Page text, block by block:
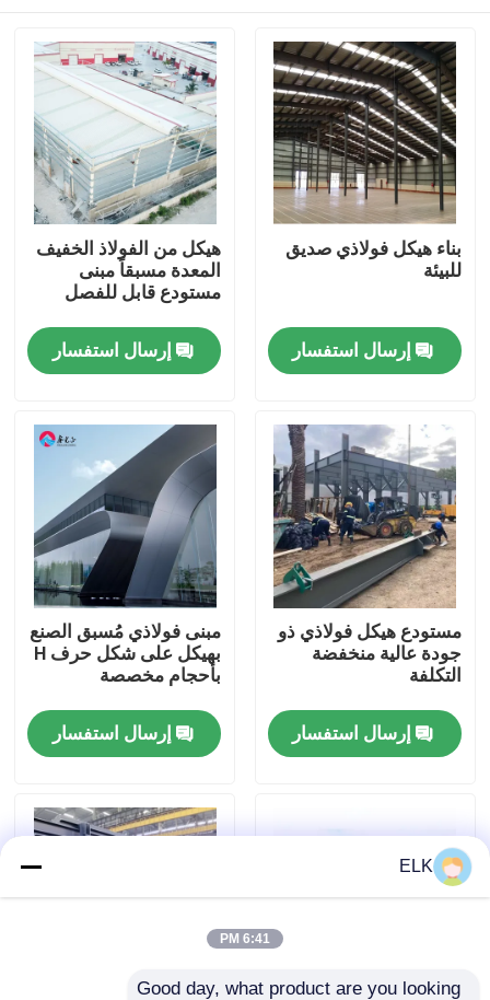
المنزل
المنتجات
حولنا
جولة في المصنع
مراقبة الجودة
اتصل بنا
القضايا
مستودع الهيكل الصلب
بناء هيكل فولاذي صديق
للبيئة
إرسال استفسار
هيكل من الفولاذ الخفيف
المعدة مسبقاً مبنى
مستودع قابل للفصل
إرسال استفسار
مستودع هيكل فولاذي ذو
جودة عالية منخفضة
التكلفة
إرسال استفسار
مبنى فولاذي مُسبق الصنع
بهيكل على شكل حرف H
بأحجام مخصصة
إرسال استفسار
ELK
6:41 PM
Good day, what product are you looking